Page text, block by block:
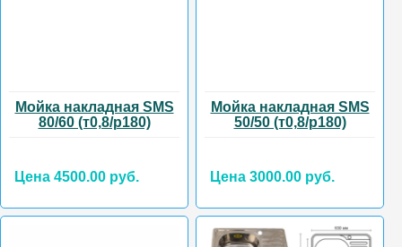
Мойка накладная SMS
80/60 (т0,8/р180)
Цена 4500.00 руб.
Мойка накладная SMS
50/50 (т0,8/р180)
Цена 3000.00 руб.